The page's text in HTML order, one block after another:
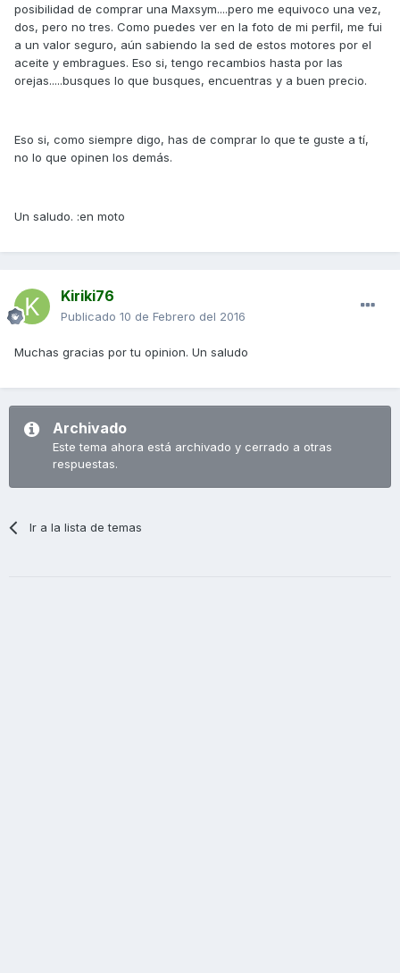
posibilidad de comprar una Maxsym....pero me equivoco una vez,
dos, pero no tres. Como puedes ver en la foto de mi perfil, me fui
a un valor seguro, aún sabiendo la sed de estos motores por el
aceite y embragues. Eso si, tengo recambios hasta por las
orejas.....busques lo que busques, encuentras y a buen precio.
Eso si, como siempre digo, has de comprar lo que te guste a tí,
no lo que opinen los demás.
Un saludo. :en moto
Kiriki76
Publicado 10 de Febrero del 2016
Muchas gracias por tu opinion. Un saludo
Archivado
Este tema ahora está archivado y cerrado a otras
respuestas.
Ir a la lista de temas